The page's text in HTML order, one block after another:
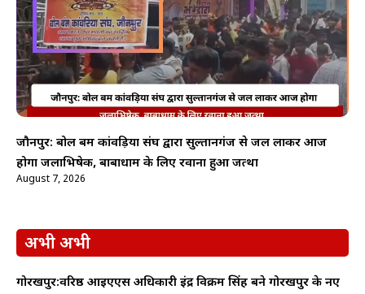
जौनपुर: बोल बम कांवड़िया संघ द्वारा सुल्तानगंज से जल लाकर आज
होगा जलाभिषेक, बाबाधाम के लिए रवाना हुआ जत्था
August 7, 2026
अभी अभी
गोरखपुर:वरिष्ठ आईएएस अधिकारी इंद्र विक्रम सिंह बने गोरखपुर के नए